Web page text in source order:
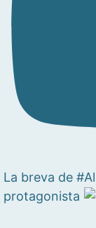
La breva de
protagonista